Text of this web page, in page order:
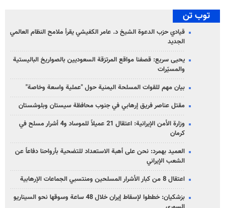
توب تن
قيادي حزب الدعوة الشيخ د. عامر الكفيشي يقرأ ملامح النظام العالمي
الجديد
يحيى سريع: قصفنا مواقع المرتزقة السعوديين بالصواريخ الباليستية
والمسيّرات
بيان مهم للقوات المسلحة اليمنية حول "عملية واسعة وخاصة"
مقتل عناصر فريق إرهابي في جنوب محافظة سيستان وبلوشستان
وزارة الأمن الإيرانية: اعتقال 21 عميلاً للموساد و4 أشرار مسلح في
كرمان
العميد بهمرد: نحن على أهبة الاستعداد للتضحية بأرواحنا دفاعاً عن
الشعب الإيراني
اعتقال 8 من كبار الأشرار المسلحين ومنتسبي الجماعات الإرهابية
بزشكيان: خططوا لإسقاط إيران خلال 48 ساعة وسوقها نحو السيناريو